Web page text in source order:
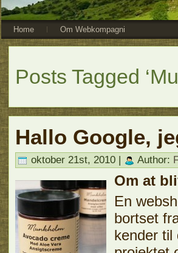
Home Om Webkompagni
Posts Tagged
Hallo Google,
oktober 21st, 2010 | Author:
Om at
En
bortset
kender til